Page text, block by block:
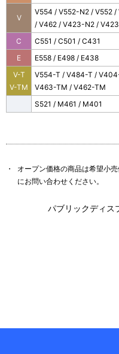
V
V554 / V552-N2 / V552
/ V462 / V423-N2 /
C
C551 / C501 / C431
E
E558 / E498 / E438
V-T
V-TM
V554-T / V484-T /
V463-TM / V462-TM
S521 / M461 / M401
・
オープン価格の商品は希望小
にお問い合わせください。
パブリックディス